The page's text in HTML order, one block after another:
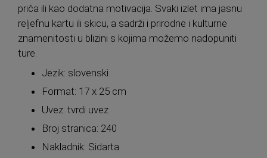
priča ili kao dodatna motivacija. Svaki izlet ima jasnu
reljefnu kartu ili skicu, a sadrži i prirodne i kulturne
znamenitosti u blizini s kojima možemo nadopuniti
ture.
Jezik: slovenski
Format: 17 x 25 cm
Uvez: tvrdi uvez
Broj stranica: 240
Nakladnik: Sidarta